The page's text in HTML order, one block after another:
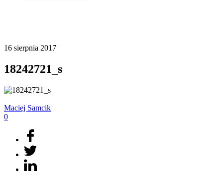
16 sierpnia 2017
18242721_s
Maciej Samcik
0